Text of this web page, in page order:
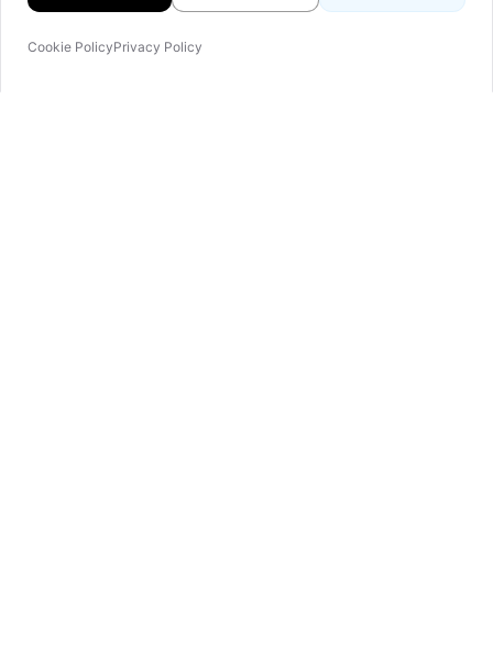
y agencias permite que los proyectos escalen sin
Cookie PolicyPrivacy Policy